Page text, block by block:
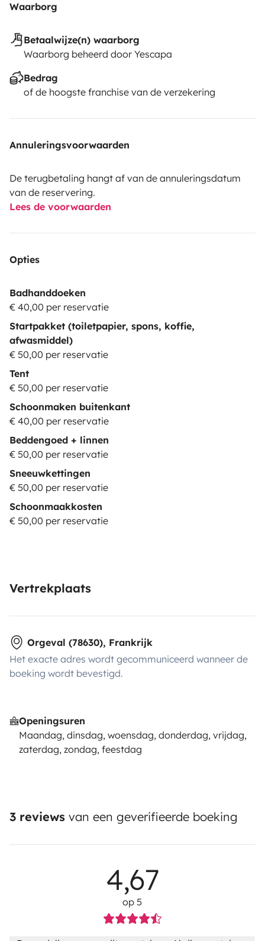
Waarborg
Betaalwijze(n) waarborg
Waarborg beheerd door Yescapa
Bedrag
of de hoogste franchise van de verzekering
Annuleringsvoorwaarden
De terugbetaling hangt af van de annuleringsdatum
van de reservering.
Lees de voorwaarden
Opties
Badhanddoeken
€ 40,00 per reservatie
Startpakket (toiletpapier, spons, koffie,
afwasmiddel)
€ 50,00 per reservatie
Tent
€ 50,00 per reservatie
Schoonmaken buitenkant
€ 40,00 per reservatie
Beddengoed + linnen
€ 50,00 per reservatie
Sneeuwkettingen
€ 50,00 per reservatie
Schoonmaakkosten
€ 50,00 per reservatie
Vertrekplaats
Orgeval (78630), Frankrijk
Het exacte adres wordt gecommuniceerd wanneer de
boeking wordt bevestigd.
Openingsuren
Maandag, dinsdag, woensdag, donderdag, vrijdag,
zaterdag, zondag, feestdag
3 reviews van een geverifieerde boeking
4,67
op 5